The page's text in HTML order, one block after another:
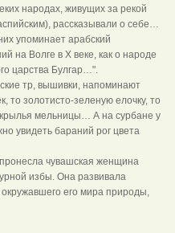
народах, живущих за рекой
рассказывали о себе…
упоминает арабский
на Волге в X веке, как о народе
царства Булгар…".
тр, вышивки, напоминают
то золотисто-зеленую елочку, то
мельницы… А на сурбане у
увидеть бараний рог цвета
чувашская женщина
избы. Она развивала
его мира природы,